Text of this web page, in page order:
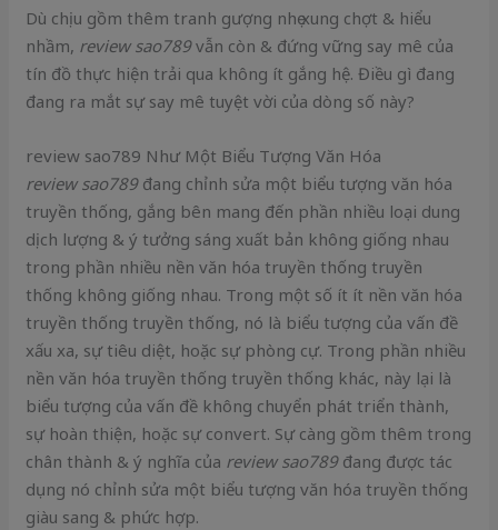
Dù chịu gồm thêm tranh gượng nhẹ xung chợt & hiểu
nhầm, review sao789vẫn còn & đứng vững say mê của
tín đồ thực hiện trải qua không ít gắng hệ. Điều gì đang
đang ra mắt sự say mê tuyệt vời của dòng số này?
review sao789 Như Một Biểu Tượng Văn Hóa
review sao789đang chỉnh sửa một biểu tượng văn hóa
truyền thống, gắng bên mang đến phần nhiều loại dung
dịch lượng & ý tưởng sáng xuất bản không giống nhau
trong phần nhiều nền văn hóa truyền thống truyền
thống không giống nhau. Trong một số ít ít nền văn hóa
truyền thống truyền thống, nó là biểu tượng của vấn đề
xấu xa, sự tiêu diệt, hoặc sự phòng cự. Trong phần nhiều
nền văn hóa truyền thống truyền thống khác, này lại là
biểu tượng của vấn đề không chuyển phát triển thành,
sự hoàn thiện, hoặc sự convert. Sự càng gồm thêm trong
chân thành & ý nghĩa của review sao789đang được tác
dụng nó chỉnh sửa một biểu tượng văn hóa truyền thống
giàu sang & phức hợp.